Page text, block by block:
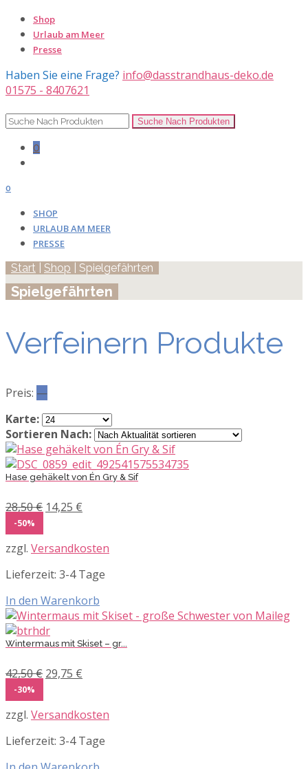
Shop
Urlaub am Meer
Presse
Haben Sie eine Frage? info@dasstrandhaus-deko.de
01575 - 8407621
0
0
SHOP
URLAUB AM MEER
PRESSE
Start Shop | Spielgefährten
Spielgefährten
Verfeinern Produkte
Preis: —
Karte:
Sortieren Nach:
Hase gehäkelt von Én Gry & Sif
28,50€ Ursprünglicher
28,50 €
14,25 €
14,25 €.
-50%
zzgl. Versandkosten
Lieferzeit: 3-4 Tage
In den Warenkorb
Wintermaus mit Skiset – gr...
42,50€ Ursprünglicher
42,50 €
29,75 €
29,75 €.
-30%
zzgl. Versandkosten
Lieferzeit: 3-4 Tage